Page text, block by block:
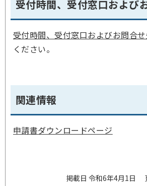
受付時間、受付窓口および
受付時間、受付窓口およびお問合
ください。
関連情報
申請書ダウンロードページ
掲載日 令和6年4月1日